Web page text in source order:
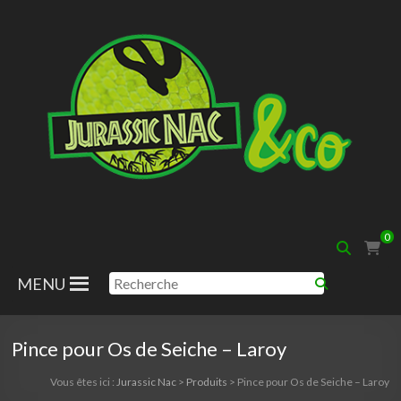
Nac
0
MENU
Pince pour Os de Seiche – Laroy
Vous êtes ici : Jurassic Nac> Produits > Pince pour Os de Seiche – Laroy